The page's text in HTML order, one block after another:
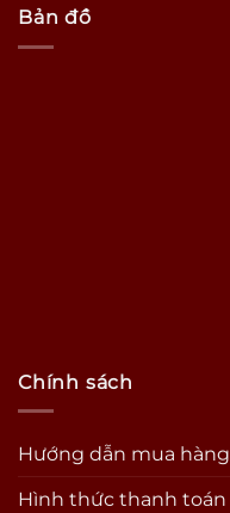
Bản đồ
Chính sách
Hướng dẫn mua hàng
Hình thức thanh toán